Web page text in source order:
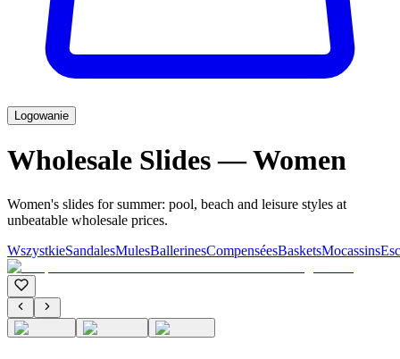
Logowanie
Wholesale Slides — Women
Women's slides for summer: pool, beach and leisure styles at
unbeatable wholesale prices.
WszystkieSandalesMulesBallerinesCompenséesBasketsMocassins